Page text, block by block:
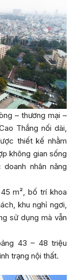
– thương mại –
Thắng nối dài,
thiết kế nhằm
không gian sống
nhân năng
m², bố trí khoa
khu nghỉ ngơi,
sử dụng mà vẫn
43 – 48 triệu
trạng nội thất.